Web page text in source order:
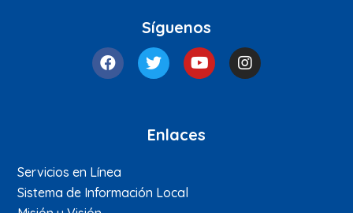
Síguenos
Enlaces
Servicios en Línea
Sistema de Información Local